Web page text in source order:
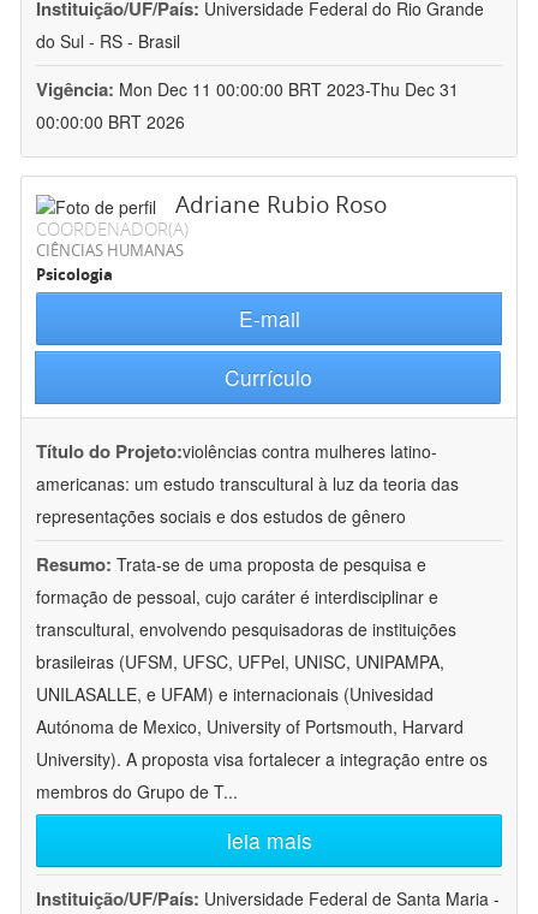
Instituição/UF/País: Universidade Federal do Rio Grande
do Sul - RS - Brasil
Vigência: Mon Dec 11 00:00:00 BRT 2023-Thu Dec 31
00:00:00 BRT 2026
Adriane Rubio Roso
COORDENADOR(A)
CIÊNCIAS HUMANAS
Psicologia
E-mail
Currículo
Título do Projeto:violências contra mulheres latino-
americanas: um estudo transcultural à luz da teoria das
representações sociais e dos estudos de gênero
Resumo: Trata-se de uma proposta de pesquisa e
formação de pessoal, cujo caráter é interdisciplinar e
transcultural, envolvendo pesquisadoras de instituições
brasileiras (UFSM, UFSC, UFPel, UNISC, UNIPAMPA,
UNILASALLE, e UFAM) e internacionais (Univesidad
Autónoma de Mexico, University of Portsmouth, Harvard
University). A proposta visa fortalecer a integração entre os
membros do Grupo de T...
leia mais
Instituição/UF/País: Universidade Federal de Santa Maria -